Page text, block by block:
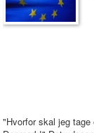
"Hvorfor skal jeg